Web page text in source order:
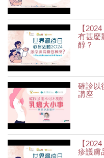
【
有甚麼
醇？
確診以
講座
【
疹護膚